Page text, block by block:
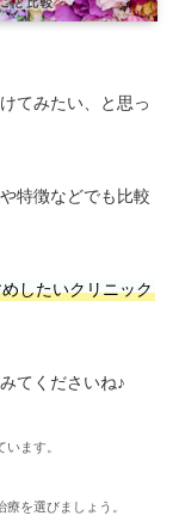
てみたい、と思っ
特徴などでも比較
したいクリニック
てくださいね♪
ます。
を選びましょう。